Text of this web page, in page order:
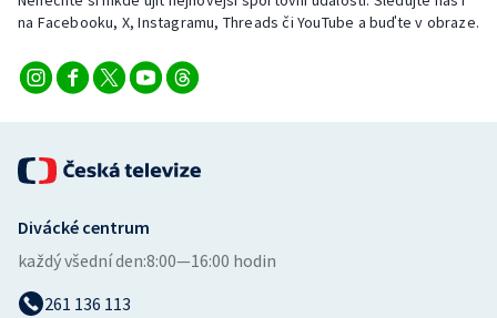
na Facebooku, X, Instagramu, Threads či YouTube a buďte v obraze.
Divácké centrum
každý všední den:8:00—16:00 hodin
261 136 113